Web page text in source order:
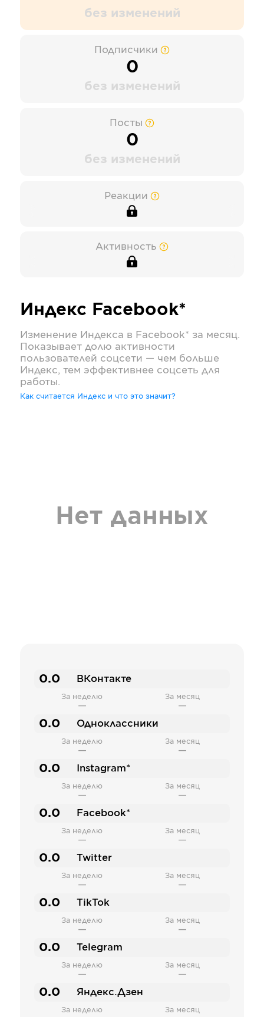
без изменений
Подписчики
0
без изменений
Посты
0
без изменений
Реакции
Активность
Индекс Facebook*
Изменение Индекса в Facebook* за месяц.
Показывает долю активности
пользователей соцсети — чем больше
Индекс, тем эффективнее соцсеть для
работы.
Как считается Индекс и что это значит?
Нет данных
0.0 ВКонтакте
За неделю
—
За месяц
—
0.0 Одноклассники
За неделю
—
За месяц
—
0.0 Instagram*
За неделю
—
За месяц
—
0.0 Facebook*
За неделю
—
За месяц
—
0.0 Twitter
За неделю
—
За месяц
—
0.0 TikTok
За неделю
—
За месяц
—
0.0 Telegram
За неделю
—
За месяц
—
0.0 Яндекс.Дзен
За неделю За месяц